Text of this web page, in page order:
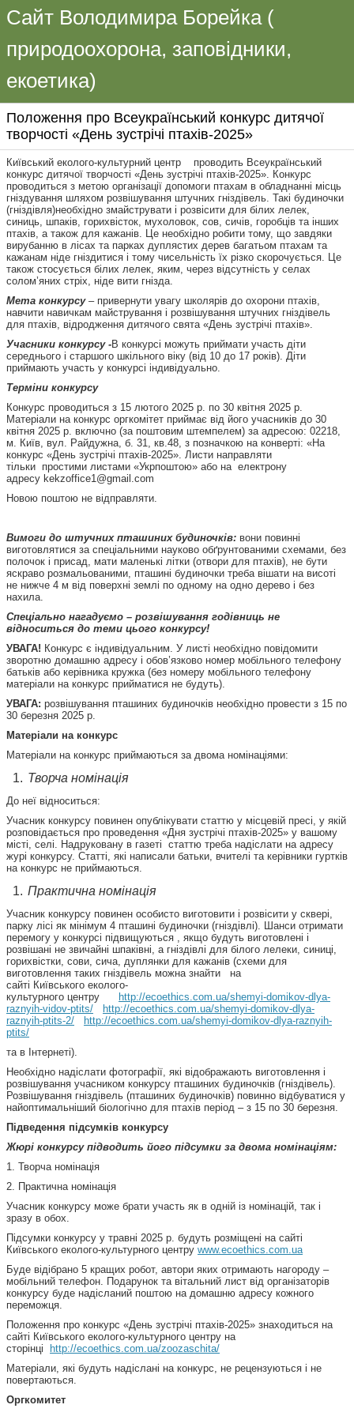
Сайт Володимира Борейка (
природоохорона, заповідники,
екоетика)
Положення про Всеукраїнський конкурс дитячої
творчості «День зустрічі птахів-2025»
Київський еколого-культурний центр проводить Всеукраїнський
конкурс дитячої творчості «День зустрічі птахів-2025». Конкурс
проводиться з метою організації допомоги птахам в обладнанні місць
гніздування шляхом розвішування штучних гніздівель. Такі будиночки
(гніздівля)необхідно змайструвати і розвісити для білих лелек,
синиць, шпаків, горихвісток, мухоловок, сов, сичів, горобців та інших
птахів, а також для кажанів. Це необхідно робити тому, що завдяки
вирубанню в лісах та парках дуплястих дерев багатьом птахам та
кажанам ніде гніздитися і тому чисельність їх різко скорочується. Це
також стосується білих лелек, яким, через відсутність у селах
солом’яних стріх, ніде вити гнізда.
Мета конкурсу– привернути увагу школярів до охорони птахів,
навчити навичкам майстрування і розвішування штучних гніздівель
для птахів, відродження дитячого свята «День зустрічі птахів».
Учасники конкурсу -В конкурсі можуть приймати участь діти
середнього і старшого шкільного віку (від 10 до 17 років). Діти
приймають участь у конкурсі індивідуально.
Терміни конкурсу
Конкурс проводиться з 15 лютого 2025 р. по 30 квітня 2025 р.
Матеріали на конкурс оргкомітет приймає від його учасників до 30
квітня 2025 р. включно (за поштовим штемпелем) за адресою: 02218,
м. Київ, вул. Райдужна, б. 31, кв.48, з позначкою на конверті: «На
конкурс «День зустрічі птахів-2025». Листи направляти
тільки простими листами «Укрпоштою» або на електрону
адресу kekzoffice1@gmail.com
Новою поштою не відправляти.
Вимоги до штучних пташиних будиночків: вони повинні
виготовлятися за спеціальними науково обґрунтованими схемами, без
полочок і присад, мати маленькі літки (отвори для птахів), не бути
яскраво розмальованими, пташині будиночки треба вішати на висоті
не нижче 4 м від поверхні землі по одному на одно дерево і без
нахила.
Спеціально нагадуємо – розвішування годівниць не
відноситься до теми цього конкурсу!
УВАГА! Конкурс є індивідуальним. У листі необхідно повідомити
зворотню домашню адресу і обов’язково номер мобільного телефону
батьків або керівника кружка (без номеру мобільного телефону
матеріали на конкурс прийматися не будуть).
УВАГА: розвішування пташиних будиночків необхідно провести з 15 по
30 березня 2025 р.
Матеріали на конкурс
Матеріали на конкурс приймаються за двома номінаціями:
Творча номінація
До неї відноситься:
Учасник конкурсу повинен опублікувати статтю у місцевій пресі, у якій
розповідається про проведення «Дня зустрічі птахів-2025» у вашому
місті, селі. Надруковану в газеті статтю треба надіслати на адресу
журі конкурсу. Статті, які написали батьки, вчителі та керівники гуртків
на конкурс не приймаються.
Практична номінація
Учасник конкурсу повинен особисто виготовити і розвісити у сквері,
парку лісі як мінімум 4 пташині будиночки (гніздівлі). Шанси отримати
перемогу у конкурсі підвищуються , якщо будуть виготовлені і
розвішані не звичайні шпаківні, а гніздівлі для білого лелеки, синиці,
горихвістки, сови, сича, дуплянки для кажанів (схеми для
виготовлення таких гніздівель можна знайти на
сайті Київського еколого-
культурного центру
http://ecoethics.com.ua/shemyi-domikov-dlya-
raznyih-vidov-ptits/
http://ecoethics.com.ua/shemyi-domikov-dlya-
raznyih-ptits-2/
http://ecoethics.com.ua/shemyi-domikov-dlya-raznyih-
ptits/
та в Інтернеті).
Необхідно надіслати фотографії, які відображають виготовлення і
розвішування учасником конкурсу пташиних будиночків (гніздівель).
Розвішування гніздівель (пташиних будиночків) повинно відбуватися у
найоптимальніший біологічно для птахів період – з 15 по 30 березня.
Підведення підсумків конкурсу
Жюрі конкурсу підводить його підсумки за двома номінаціям:
1. Творча номінація
2. Практична номінація
Учасник конкурсу може брати участь як в одній із номінацій, так і
зразу в обох.
Підсумки конкурсу у травні 2025 р. будуть розміщені на сайті
Київського еколого-культурного центру www.ecoethics.com.ua
Буде відібрано 5 кращих робот, автори яких отримають нагороду –
мобільний телефон. Подарунок та вітальний лист від організаторів
конкурсу буде надісланий поштою на домашню адресу кожного
переможця.
Положення про конкурс «День зустрічі птахів-2025» знаходиться на
сайті Київського еколого-культурного центру на
сторінці
http://ecoethics.com.ua/zoozaschita/
Матеріали, які будуть надіслані на конкурс, не рецензуються і не
повертаються.
Оргкомитет